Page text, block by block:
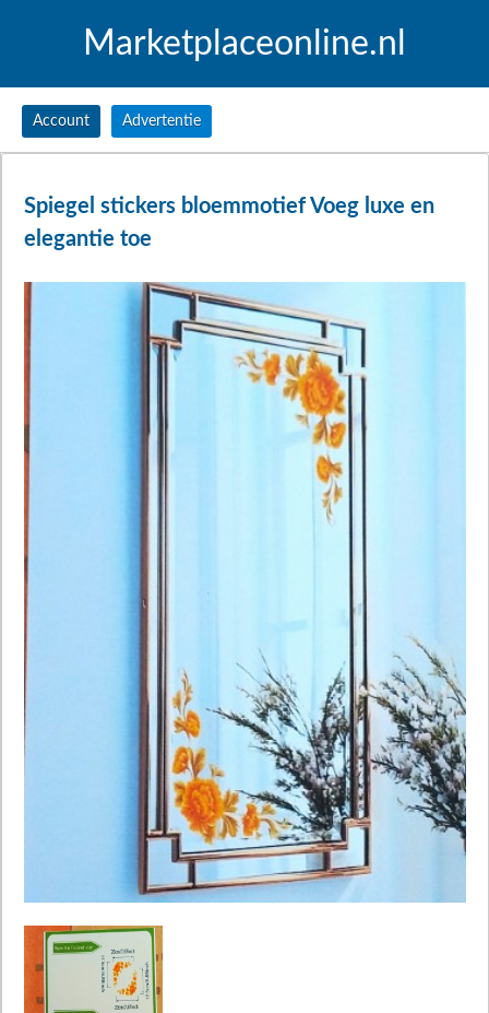
Marketplaceonline.nl
Account Advertentie
Spiegel stickers bloemmotief Voeg luxe en
elegantie toe